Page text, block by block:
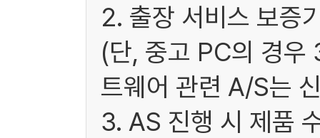
2. 출장 서비스 보증
(단, 중고 PC의 경우
트웨어 관련 A/S는
3. AS 진행 시 제품